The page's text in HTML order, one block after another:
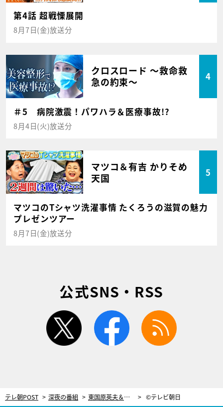
第4話 超戦慄展開
8月7日(金)放送分
クロスロード ～救命救
急の約束～
4
＃5 病院激震！パワハラ＆医療事故!?
8月4日(火)放送分
マツコ＆有吉 かりそめ
天国
5
マツコのTシャツ洗濯事情 たくろうの滋賀の魅力
プレゼンツアー
8月7日(金)放送分
公式SNS・RSS
twitter facebook
テレ朝POST 深夜の番組 東国原英夫＆東貴博、“ガチ評価”で豹変！芸能人オススメの店は本当に美味しい？ ©テレビ朝日